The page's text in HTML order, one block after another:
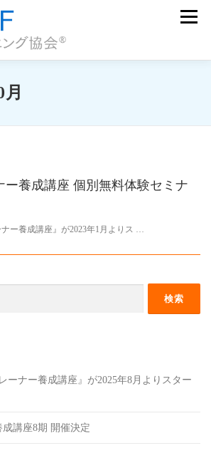
メニュー
ー養成講座 個別無料体験セミナ
ー養成講座』が2023年1月よりス …
ーナー養成講座』が2025年8月よりスター
講座8期 開催決定